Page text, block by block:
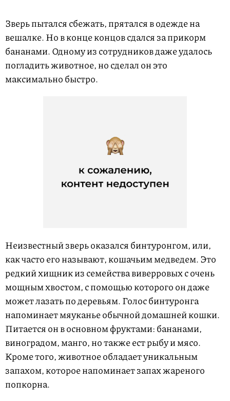
Зверь пытался сбежать, прятался в одежде на
вешалке. Но в конце концов сдался за прикорм
бананами. Одному из сотрудников даже удалось
погладить животное, но сделал он это
максимально быстро.
Неизвестный зверь оказался бинтуронгом, или,
как часто его называют, кошачьим медведем. Это
редкий хищник из семейства виверровых с очень
мощным хвостом, с помощью которого он даже
может лазать по деревьям. Голос бинтуронга
напоминает мяуканье обычной домашней кошки.
Питается он в основном фруктами: бананами,
виноградом, манго, но также ест рыбу и мясо.
Кроме того, животное обладает уникальным
запахом, которое напоминает запах жареного
попкорна.